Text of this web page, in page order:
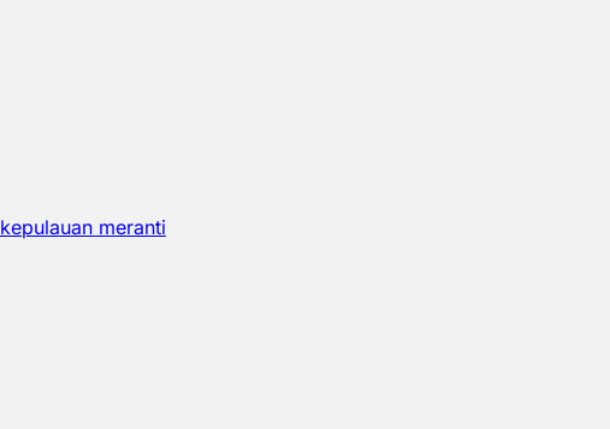
kepulauan meranti